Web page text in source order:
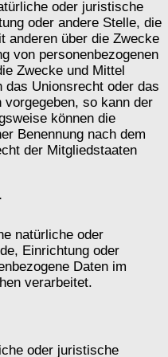
oder juristische
oder andere Stelle, die
anderen über die Zwecke
von personenbezogenen
Zwecke und Mittel
das Unionsrecht oder das
vorgegeben, so kann der
können die
Benennung nach dem
der Mitgliedstaaten
natürliche oder
Einrichtung oder
Daten im
verarbeitet.
oder juristische